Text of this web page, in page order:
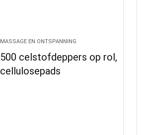
MASSAGE EN ONTSPANNING
500 celstofdeppers op rol,
cellulosepads